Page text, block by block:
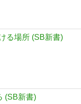
る場所 (SB新書)
(SB新書)